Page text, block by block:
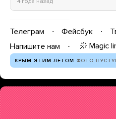
Телеграм Фейсбук
Напишите нам
Magic
КРЫМ ЭТИМ ЛЕТОМ ФОТО